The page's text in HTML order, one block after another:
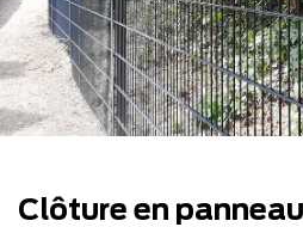
Clôture en